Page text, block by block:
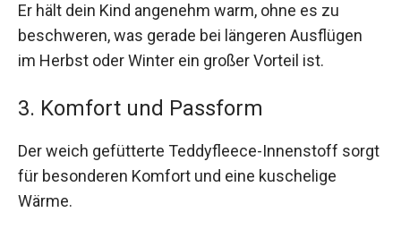
Er hält dein Kind angenehm warm, ohne es zu
beschweren, was gerade bei längeren Ausflügen
im Herbst oder Winter ein großer Vorteil ist.
3. Komfort und Passform
Der weich gefütterte Teddyfleece-Innenstoff sorgt
für besonderen Komfort und eine kuschelige
Wärme.